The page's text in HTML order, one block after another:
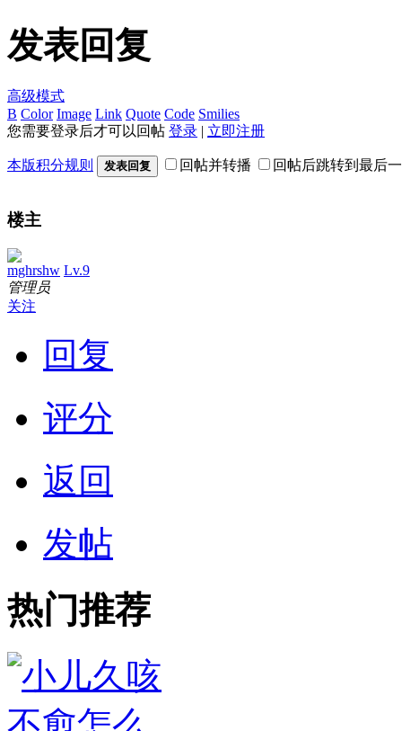
发表回复
高级模式
B Color Image Link Quote Code Smilies
您需要登录后才可以回帖 登录 | 立即注册
本版积分规则 发表回复 回帖并转播 回帖后跳转到最后
楼主
mghrshw Lv.9
管理员
关注
回复
评分
返回
发帖
热门推荐